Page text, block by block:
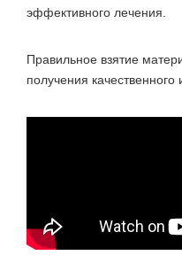
эффективного лечения.
Правильное взятие
получения качественного